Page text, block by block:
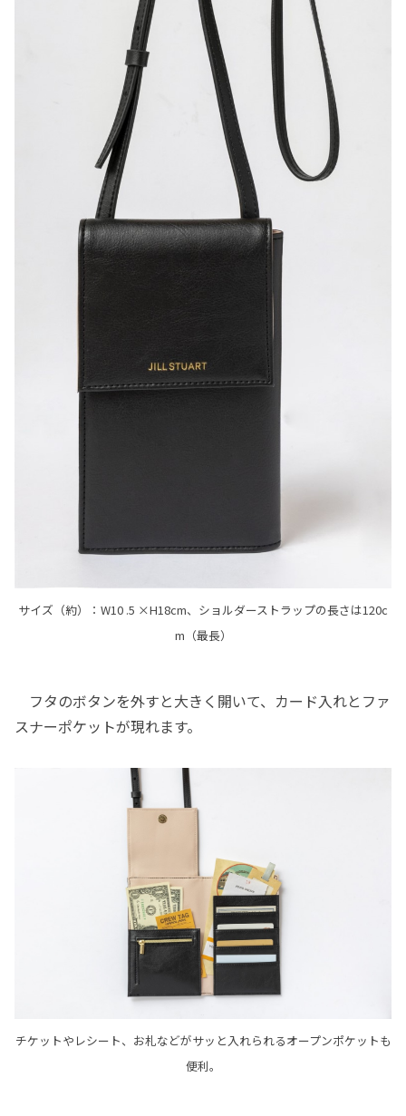
サイズ（約）：W10 .5 ×H18cm、ショルダーストラップの長さは120c
m（最長）
フタのボタンを外すと大きく開いて、カード入れとファ
スナーポケットが現れます。
チケットやレシート、お札などがサッと入れられるオープンポケットも
便利。